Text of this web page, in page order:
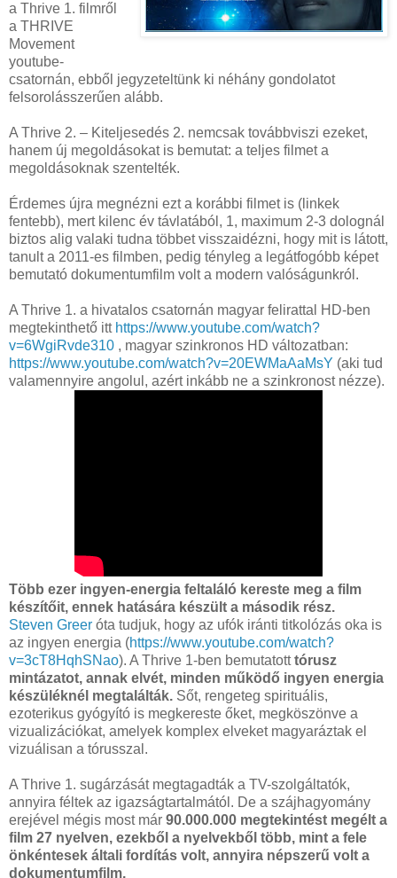
a Thrive 1. filmről
a THRIVE
Movement
youtube-
csatornán, ebből jegyzeteltünk ki néhány gondolatot
felsorolásszerűen alább.
A Thrive 2. – Kiteljesedés 2. nemcsak továbbviszi ezeket,
hanem új megoldásokat is bemutat: a teljes filmet a
megoldásoknak szentelték.
Érdemes újra megnézni ezt a korábbi filmet is (linkek
fentebb), mert kilenc év távlatából, 1, maximum 2-3 dolognál
biztos alig valaki tudna többet visszaidézni, hogy mit is látott,
tanult a 2011-es filmben, pedig tényleg a legátfogóbb képet
bemutató dokumentumfilm volt a modern valóságunkról.
A Thrive 1. a hivatalos csatornán magyar felirattal HD-ben
megtekinthető itt https://www.youtube.com/watch?
v=6WgiRvde310 , magyar szinkronos HD változatban:
https://www.youtube.com/watch?v=20EWMaAaMsY (aki tud
valamennyire angolul, azért inkább ne a szinkronost nézze).
Több ezer ingyen-energia feltaláló kereste meg a film
készítőit, ennek hatására készült a második rész.
Steven Greer óta tudjuk, hogy az ufók iránti titkolózás oka is
az ingyen energia (https://www.youtube.com/watch?
v=3cT8HqhSNao). A Thrive 1-ben bemutatotttórusz
mintázatot, annak elvét, minden működő ingyen energia
készüléknél megtalálták. Sőt, rengeteg spirituális,
ezoterikus gyógyító is megkereste őket, megköszönve a
vizualizációkat, amelyek komplex elveket magyaráztak el
vizuálisan a tórusszal.
A Thrive 1. sugárzását megtagadták a TV-szolgáltatók,
annyira féltek az igazságtartalmától. De a szájhagyomány
erejével mégis most már 90.000.000 megtekintést megélt a
film 27 nyelven, ezekből a nyelvekből több, mint a fele
önkéntesek általi fordítás volt, annyira népszerű volt a
dokumentumfilm.